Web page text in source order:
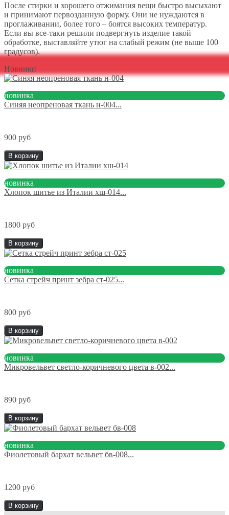
После стирки и хорошего отжимания вещи быстро высыхают
и принимают первозданную форму. Они не нуждаются в
проглаживании, более того – боятся высоких температур.
Если вы все-таки решили подвергнуть изделие такой
обработке, выставляйте утюг на слабый режим (не выше 100
градусов).
Новинки
новинка
Синяя неопреновая ткань н-004...
900 руб
В корзину
новинка
Хлопок шитье из Италии хш-014...
1800 руб
В корзину
новинка
Сетка стрейч принт зебра ст-025...
800 руб
В корзину
новинка
Микровельвет светло-коричневого цвета в-002...
890 руб
В корзину
новинка
Фиолетовый бархат вельвет бв-008...
1200 руб
В корзину